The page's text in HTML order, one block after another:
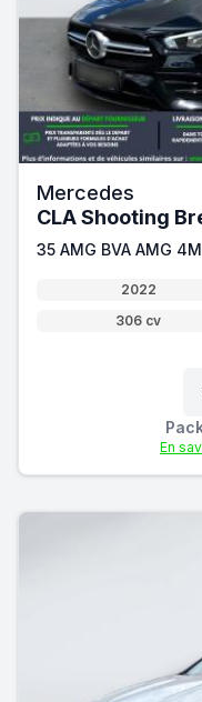
Mercedes
CLA Shooting
35 AMG BVA AMG
2022
306 cv
En